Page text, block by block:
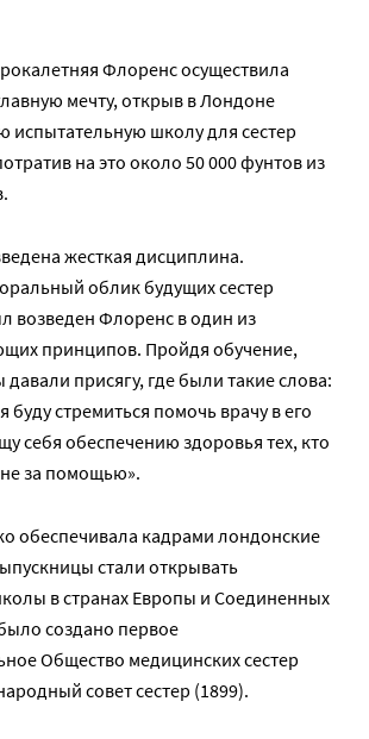
Флоренс осуществила
мечту, открыв в Лондоне
испытательную школу для сестер
на это около 50 000 фунтов из
жесткая дисциплина.
облик будущих сестер
возведен Флоренс в один из
принципов. Пройдя обучение,
присягу, где были такие слова:
буду стремиться помочь врачу в его
себя обеспечению здоровья тех, кто
за помощью».
обеспечивала кадрами лондонские
стали открывать
в странах Европы и Соединенных
создано первое
Общество медицинских сестер
совет сестер (1899).